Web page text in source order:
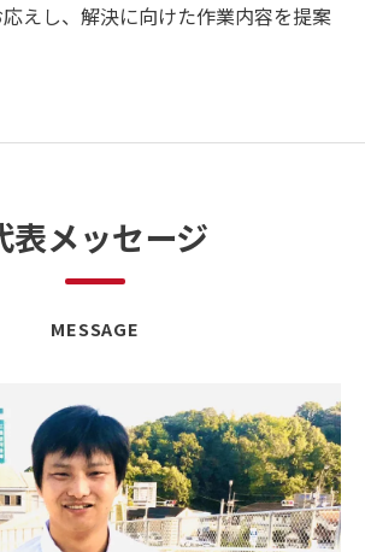
えし、解決に向けた作業内容を提案
表メッセージ
MESSAGE